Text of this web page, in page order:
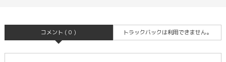
コメント ( 0 ) トラックバックは利用できません。